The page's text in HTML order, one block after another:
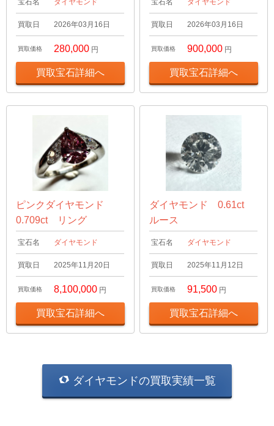
宝石名 ダイヤモンド
買取日 2026年03月16日
買取価格 280,000 円
買取宝石詳細へ
宝石名 ダイヤモンド
買取日 2026年03月16日
買取価格 900,000 円
買取宝石詳細へ
ピンクダイヤモンド
0.709ct リング
宝石名 ダイヤモンド
買取日 2025年11月20日
買取価格 8,100,000 円
買取宝石詳細へ
ダイヤモンド 0.61ct
ルース
宝石名 ダイヤモンド
買取日 2025年11月12日
買取価格 91,500 円
買取宝石詳細へ
ダイヤモンドの買取実績一覧